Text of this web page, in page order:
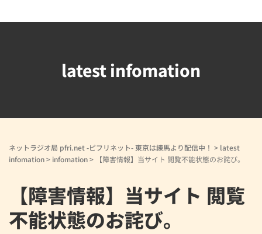
latest infomation
ネットラジオ局 pfri.net -ピフリネット- 東京は練馬より配信中！ > latest
infomation> infomation> 【障害情報】当サイト 閲覧不能状態のお詫び。
【障害情報】当サイト 閲覧
不能状態のお詫び。